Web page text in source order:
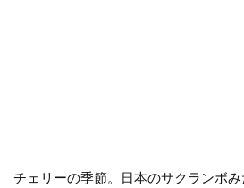
チェリーの季節。日本のサクランボ